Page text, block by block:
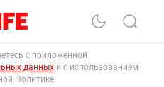
с приложенной
данных и с использованием
Политике.